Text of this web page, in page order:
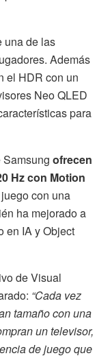
una de las
Además
el HDR con un
Neo QLED
para
ofrecen
Hz con Motion
con una
ha mejorado a
en IA y Object
de Visual
“Cada vez
tamaño con una
un televisor,
de juego que